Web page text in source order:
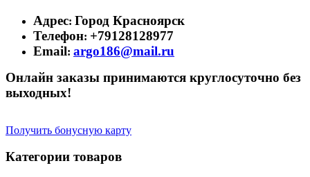
Адрес: Город Красноярск
Телефон: +79128128977
Email: argo186@mail.ru
Онлайн заказы принимаются круглосуточно без
выходных!
Получить бонусную карту
Категории товаров